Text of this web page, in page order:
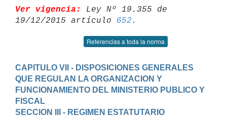
Ver vigencia:
Ley Nº 19.355 de
19/12/2015 artículo 652
Referencias a toda la norma
CAPITULO VII - DISPOSICIONES GENERALES
QUE REGULAN LA ORGANIZACION Y
FUNCIONAMIENTO DEL MINISTERIO PUBLICO Y
FISCAL
SECCION III - REGIMEN ESTATUTARIO